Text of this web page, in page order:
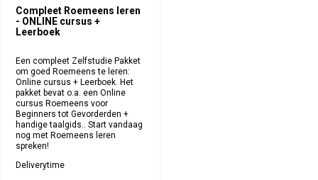
Compleet Roemeens leren
- ONLINE cursus +
Leerboek
Een compleet Zelfstudie Pakket
om goed Roemeens te leren:
Online cursus + Leerboek. Het
pakket bevat o.a. een Online
cursus Roemeens voor
Beginners tot Gevorderden +
handige taalgids.. Start vandaag
nog met Roemeens leren
spreken!
Deliverytime